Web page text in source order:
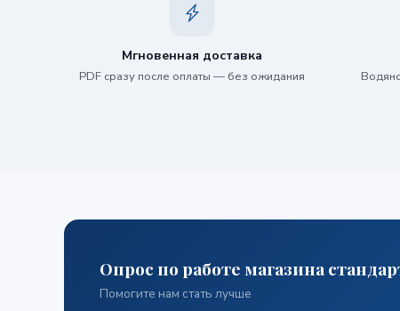
Мгновенная доставка
PDF сразу после оплаты — без ожидания
Опрос по работе магазина
Помогите нам стать лучше